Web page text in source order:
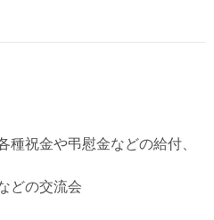
種祝金や弔慰金などの給付、
どの交流会